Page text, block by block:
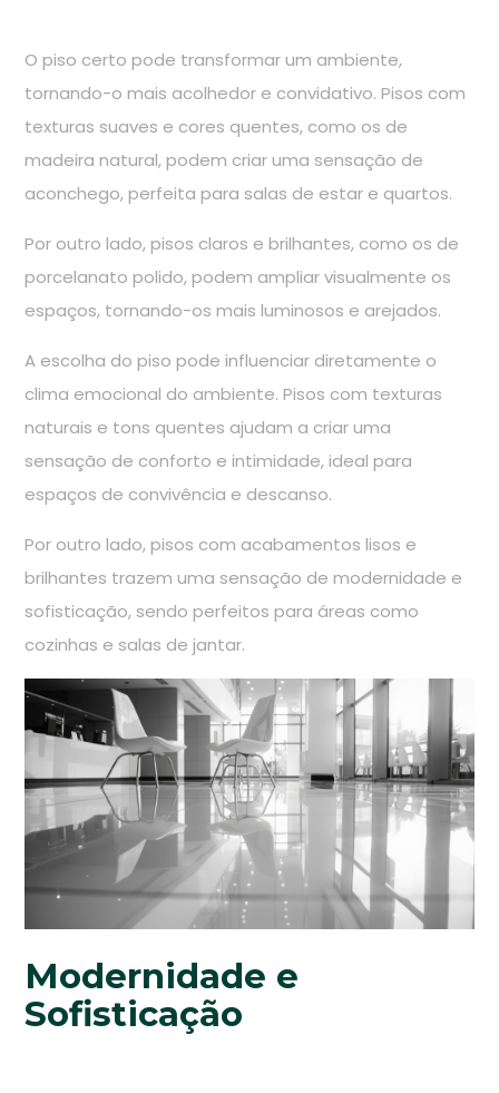
O piso certo pode transformar um ambiente,
tornando-o mais acolhedor e convidativo. Pisos com
texturas suaves e cores quentes, como os de
madeira natural, podem criar uma sensação de
aconchego, perfeita para salas de estar e quartos.
Por outro lado, pisos claros e brilhantes, como os de
porcelanato polido, podem ampliar visualmente os
espaços, tornando-os mais luminosos e arejados.
A escolha do piso pode influenciar diretamente o
clima emocional do ambiente. Pisos com texturas
naturais e tons quentes ajudam a criar uma
sensação de conforto e intimidade, ideal para
espaços de convivência e descanso.
Por outro lado, pisos com acabamentos lisos e
brilhantes trazem uma sensação de modernidade e
sofisticação, sendo perfeitos para áreas como
cozinhas e salas de jantar.
Modernidade e
Sofisticação